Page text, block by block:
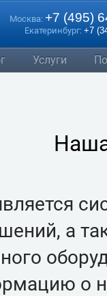
Москва: +7 (495)
Екатеринбург: +7
Услуги
а
о